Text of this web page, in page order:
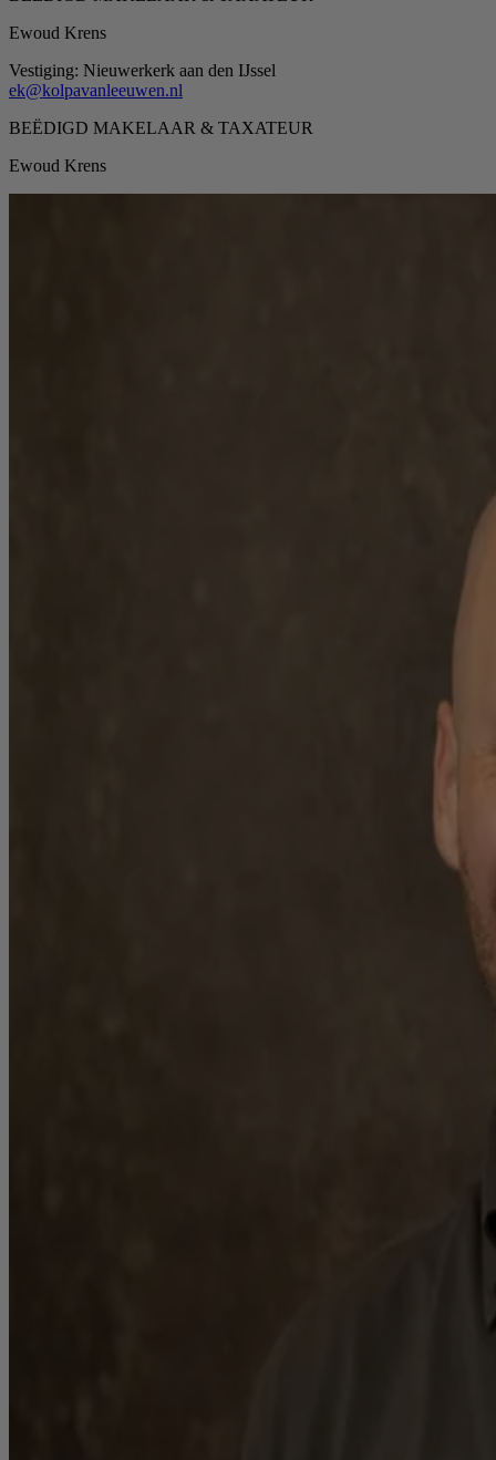
Ewoud Krens
Vestiging: Nieuwerkerk aan den IJssel
ek@kolpavanleeuwen.nl
BEËDIGD MAKELAAR & TAXATEUR
Ewoud Krens